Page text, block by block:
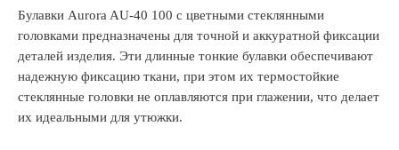
Булавки Aurora AU-40 100 с цветными стеклянными
головками предназначены для точной и аккуратной фиксации
деталей изделия. Эти длинные тонкие булавки обеспечивают
надежную фиксацию ткани, при этом их термостойкие
стеклянные головки не оплавляются при глажении, что делает
их идеальными для утюжки.